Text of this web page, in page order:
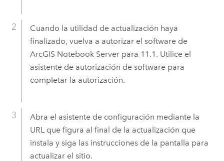
Cuando la utilidad de actualización haya
finalizado, vuelva a autorizar el software de
ArcGIS Notebook Serverpara 11.1 . Utilice el
asistente de autorización de software para
completar la autorización.
Abra el asistente de configuración mediante la
URL que figura al final de la actualización que
instala y siga las instrucciones de la pantalla para
actualizar el sitio.